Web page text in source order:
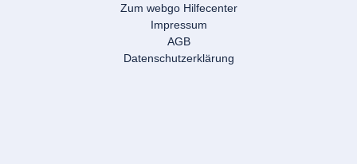
Zum webgo Hilfecenter
Impressum
AGB
Datenschutzerklärung